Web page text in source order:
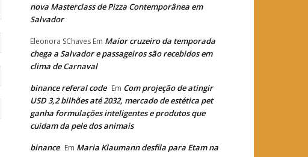
nova Masterclass de Pizza Contemporânea em
Salvador
Eleonora SChaves Em Maior cruzeiro da temporada
chega a Salvador e passageiros são recebidos em
clima de Carnaval
binance referal code Em Com projeção de atingir
USD 3,2 bilhões até 2032, mercado de estética pet
ganha formulações inteligentes e produtos que
cuidam da pele dos animais
binance Em Maria Klaumann desfila para Etam na